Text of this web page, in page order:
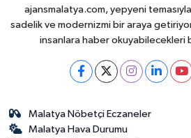
ajansmalatya.com, yepyeni
sadelik ve modernizmi bir araya
insanlara haber okuyabilecekleri
Malatya Nöbetçi Eczaneler
Malatya Hava Durumu